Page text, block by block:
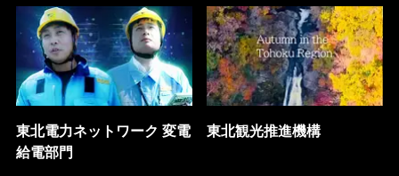
東北電力ネットワーク 変電
給電部門
東北観光推進機構